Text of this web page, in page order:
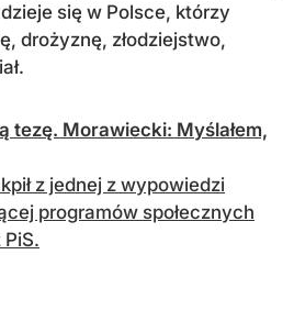
się w Polsce, którzy
drożyznę, złodziejstwo,
tezę. Morawiecki: Myślałem,
z jednej z wypowiedzi
programów społecznych